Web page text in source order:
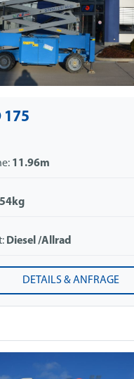
175
11.96m
Diesel /Allrad
DETAILS & ANFRAGE